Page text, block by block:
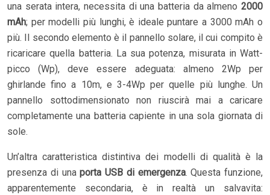
una serata intera, necessita di una batteria da almeno 2000
mAh; per modelli più lunghi, è ideale puntare a 3000 mAh o
più. Il secondo elemento è il pannello solare, il cui compito è
ricaricare quella batteria. La sua potenza, misurata in Watt-
picco (Wp), deve essere adeguata: almeno 2Wp per
ghirlande fino a 10m, e 3-4Wp per quelle più lunghe. Un
pannello sottodimensionato non riuscirà mai a caricare
completamente una batteria capiente in una sola giornata di
sole.
Un’altra caratteristica distintiva dei modelli di qualità è la
presenza di unaporta USB di emergenza. Questa funzione,
apparentemente secondaria, è in realtà un salvavita: